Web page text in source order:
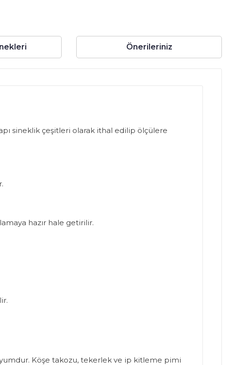
Önerileriniz
sineklik çeşitleri olarak ithal edilip ölçülere
hazır hale getirilir.
Köşe takozu, tekerlek ve ip kitleme pimi